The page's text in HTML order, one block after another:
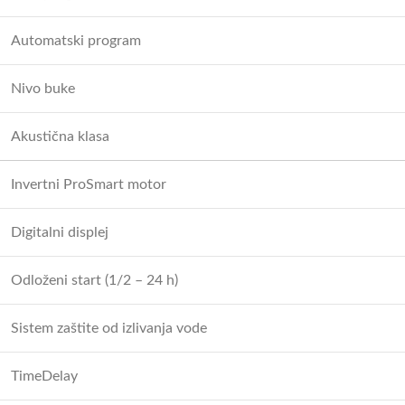
Automatski program
Nivo buke
Akustična klasa
Invertni ProSmart motor
Digitalni displej
Odloženi start (1/2 – 24 h)
Sistem zaštite od izlivanja vode
TimeDelay